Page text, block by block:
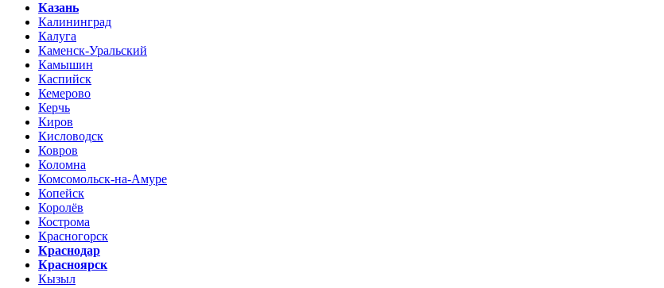
Казань
Калининград
Калуга
Каменск-Уральский
Камышин
Каспийск
Кемерово
Керчь
Киров
Кисловодск
Ковров
Коломна
Комсомольск-на-Амуре
Копейск
Королёв
Кострома
Красногорск
Краснодар
Красноярск
Кызыл